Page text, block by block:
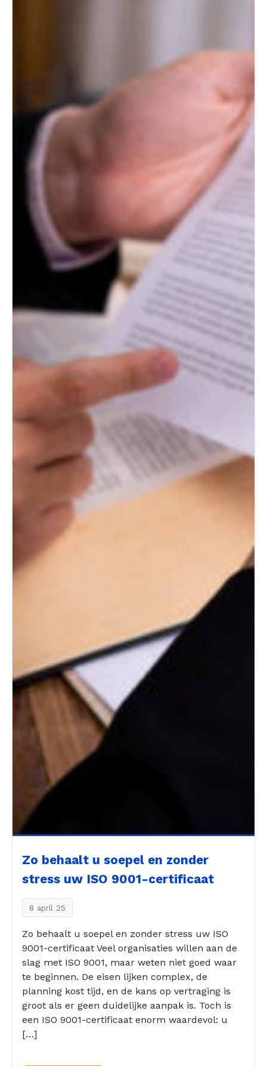
Zo behaalt u soepel en zonder
stress uw ISO 9001-certificaat
8 april 25
Zo behaalt u soepel en zonder stress uw ISO
9001-certificaat Veel organisaties willen aan de
slag met ISO 9001, maar weten niet goed waar
te beginnen. De eisen lijken complex, de
planning kost tijd, en de kans op vertraging is
groot als er geen duidelijke aanpak is. Toch is
een ISO 9001-certificaat enorm waardevol: u
[…]